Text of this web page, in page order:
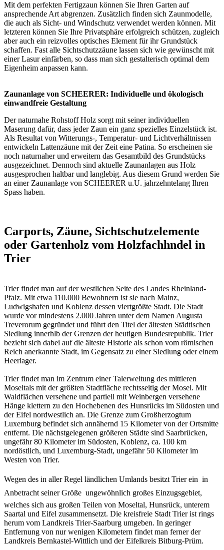
Mit dem perfekten Fertigzaun können Sie Ihren Garten auf
ansprechende Art abgrenzen. Zusätzlich finden sich Zaunmodelle,
die auch als Sicht- und Windschutz verwendet werden können. Mit
letzteren können Sie Ihre Privatsphäre erfolgreich schützen, zugleich
aber auch ein reizvolles optisches Element für ihr Grundstück
schaffen. Fast alle Sichtschutzzäune lassen sich wie gewünscht mit
einer Lasur einfärben, so dass man sich gestalterisch optimal dem
Eigenheim anpassen kann.
Zaunanlage von SCHEERER: Individuelle und ökologisch
einwandfreie Gestaltung
Der naturnahe Rohstoff Holz sorgt mit seiner individuellen
Maserung dafür, dass jeder Zaun ein ganz spezielles Einzelstück ist.
Als Resultat von Witterungs-, Temperatur- und Lichtverhältnissen
entwickeln Lattenzäune mit der Zeit eine Patina. So erscheinen sie
noch naturnaher und erweitern das Gesamtbild des Grundstücks
ausgezeichnet. Dennoch sind aktuelle Zaunanlagen aus Holz
ausgesprochen haltbar und langlebig. Aus diesem Grund werden Sie
an einer Zaunanlage von SCHEERER u.U. jahrzehntelang Ihren
Spass haben.
Carports, Zäune, Sichtschutzelemente
oder Gartenholz vom Holzfachhndel in
Trier
Trier findet man auf der westlichen Seite des Landes Rheinland-
Pfalz. Mit etwa 110.000 Bewohnern ist sie nach Mainz,
Ludwigshafen und Koblenz dessen viertgrößte Stadt. Die Stadt
wurde vor mindestens 2.000 Jahren unter dem Namen Augusta
Treverorum gegründet und führt den Titel der ältesten Städtischen
Siedlung innerhlb der Grenzen der heutigen Bundesrepublik. Trier
bezieht sich dabei auf die älteste Historie als schon vom römischen
Reich anerkannte Stadt, im Gegensatz zu einer Siedlung oder einem
Heerlager.
Trier findet man im Zentrum einer Talerweitung des mittleren
Moseltals mit der größten Stadtfläche rechtsseitig der Mosel. Mit
Waldflächen versehene und partiell mit Weinbergen versehene
Hänge klettern zu den Hochebenen des Hunsrücks im Südosten und
der Eifel nordwestlich an. Die Grenze zum Großherzogtum
Luxemburg befindet sich annähernd 15 Kilometer von der Ortsmitte
entfernt. Die nächstgelegenen größeren Städte sind Saarbrücken,
ungefähr 80 Kilometer im Südosten, Koblenz, ca. 100 km
nordöstlich, und Luxemburg-Stadt, ungefähr 50 Kilometer im
Westen von Trier.
Wegen des in aller Regel ländlichen Umlands besitzt Trier ein  in
Anbetracht seiner Größe  ungewöhnlich großes Einzugsgebiet,
welches sich aus großen Teilen von Moseltal, Hunsrück, unterem
Saartal und Eifel zusammensetzt. Die kreisfreie Stadt Trier ist rings
herum vom Landkreis Trier-Saarburg umgeben. In geringer
Entfernung von nur wenigen Kilometern findet man ferner der
Landkreis Bernkastel-Wittlich und der Eifelkreis Bitburg-Prüm.